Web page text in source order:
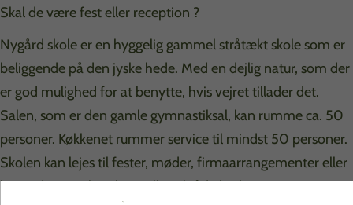
Skal de være fest eller reception ?
Nygård skole er en hyggelig gammel stråtækt skole som er
beliggende på den jyske hede. Med en dejlig natur, som der
er god mulighed for at benytte, hvis vejret tillader det.
Salen, som er den gamle gymnastiksal, kan rumme ca. 50
personer. Køkkenet rummer service til mindst 50 personer.
Skolen kan lejes til fester, møder, firmaarrangementer eller
lignende. Projektor kan stilles til rådighed.